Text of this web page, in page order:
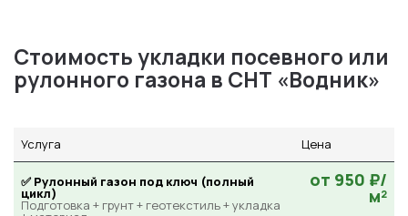
Стоимость укладки посевного или
рулонного газона в СНТ «Водник»
Услуга Цена
✅ Рулонный газон под ключ (полный
цикл)
Подготовка + грунт + геотекстиль + укладка
от 950 ₽/
м²